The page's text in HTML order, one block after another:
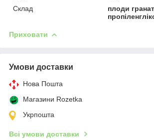
Склад
плоди
Приховати
Умови доставки
Нова Пошта
Магазини Rozetka
Укрпошта
Всі умови доставки